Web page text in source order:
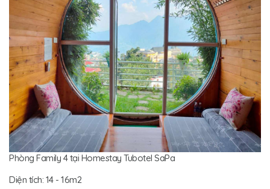
Phòng Family 4 tại Homestay Tubotel SaPa
Diện tích: 14 - 16m2